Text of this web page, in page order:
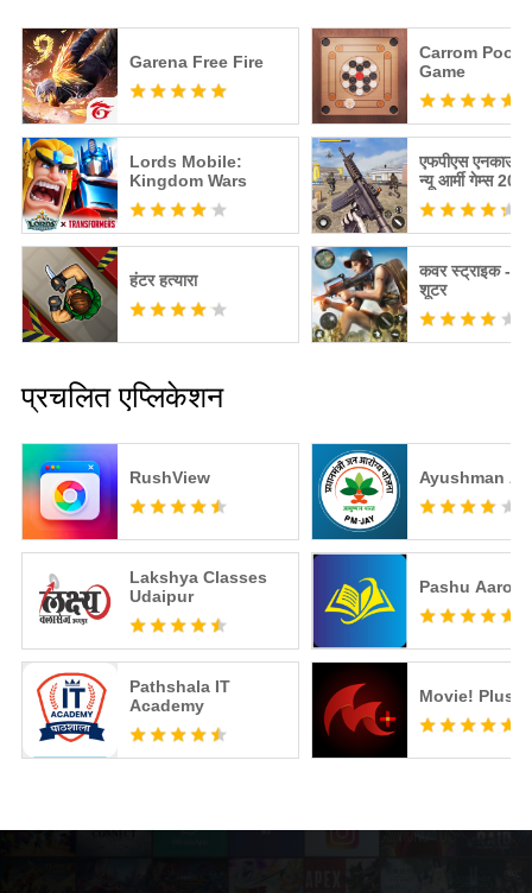
Garena Free Fire
Carrom Pool:
Game
Lords Mobile:
Kingdom Wars
एफपीएस
न्यू आर्मी गेम्स
हंटर हत्यारा
कवर स्ट्राइक - 3
शूटर
प्रचलित एप्लिकेशन
RushView
Lakshya Classes
Udaipur
Pathshala IT
Academy
Ayushman
Pashu
Movie! Plus+